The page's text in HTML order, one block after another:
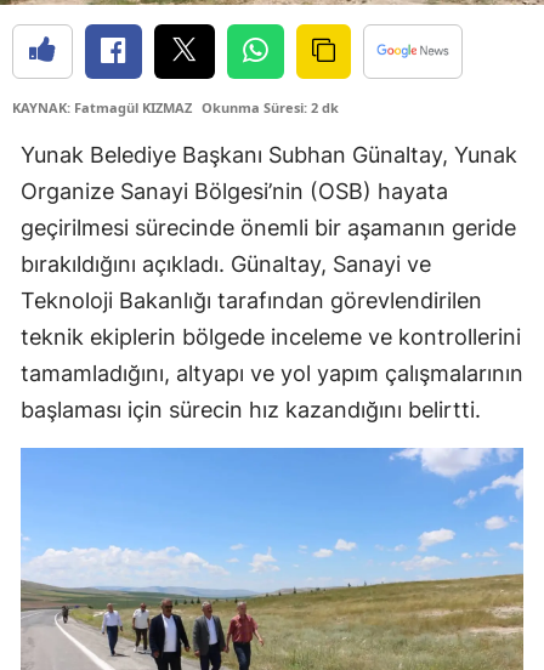
Erzurum
Gaziantep
Giresun
Gümüşhane
Hakkari
Hatay
Mersin
İstanbul
İzmir
KAYNAK: Fatmagül KIZMAZ Okunma Süresi: 2 dk
Yunak Belediye Başkanı Subhan Günaltay, Yunak
Organize Sanayi Bölgesi’nin (OSB) hayata
geçirilmesi sürecinde önemli bir aşamanın geride
bırakıldığını açıkladı. Günaltay, Sanayi ve
Teknoloji Bakanlığı tarafından görevlendirilen
teknik ekiplerin bölgede inceleme ve kontrollerini
tamamladığını, altyapı ve yol yapım çalışmalarının
başlaması için sürecin hız kazandığını belirtti.